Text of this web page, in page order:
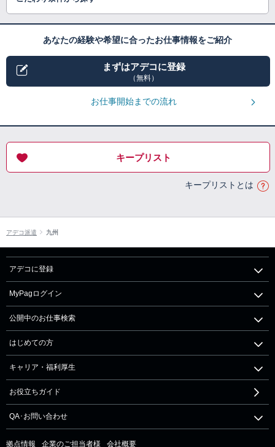
あなたの経験や希望に合ったお仕事情報をご紹介
まずはアデコに登録
（無料）
お仕事開始までの流れ
キープリスト
キープリストとは
アデコ派遣 九州
アデコに登録
MyPagログイン
公開中のお仕事検索
はじめての方
キャリア・福利厚生
お役立ちガイド
QA･お問い合わせ
拠点情報 企業のご担当者様 会社概要